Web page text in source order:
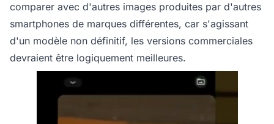
comparer avec d'autres images produites par d'autres
smartphones de marques différentes, car s'agissant
d'un modèle non définitif, les versions commerciales
devraient être logiquement meilleures.